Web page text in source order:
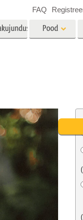
Fotode
Pood
videoülekatted
FAQ